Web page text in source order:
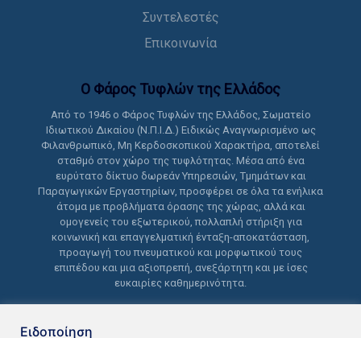
Συντελεστές
Επικοινωνία
Ο Φάρος Τυφλών της Ελλάδoς
Από το 1946 ο Φάρος Τυφλών της Ελλάδος, Σωματείο
Ιδιωτικού Δικαίου (Ν.Π.Ι.Δ.) Ειδικώς Αναγνωρισμένο ως
Φιλανθρωπικό, Μη Κερδοσκοπικού Χαρακτήρα, αποτελεί
σταθμό στον χώρο της τυφλότητας. Μέσα από ένα
ευρύτατο δίκτυο δωρεάν Υπηρεσιών, Τμημάτων και
Παραγωγικών Εργαστηρίων, προσφέρει σε όλα τα ενήλικα
άτομα με προβλήματα όρασης της χώρας, αλλά και
ομογενείς του εξωτερικού, πολλαπλή στήριξη για
κοινωνική και επαγγελματική ένταξη-αποκατάσταση,
προαγωγή του πνευματικού και μορφωτικού τους
επιπέδου και μια αξιοπρεπή, ανεξάρτητη και με ίσες
ευκαιρίες καθημερινότητα.
Ειδοποίηση